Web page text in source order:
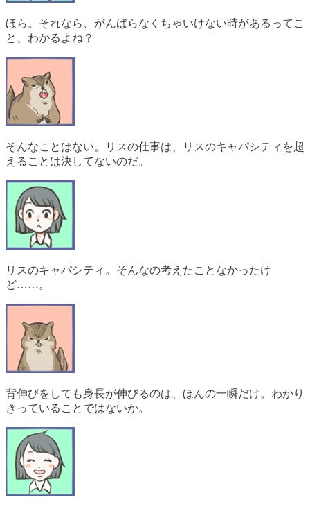
ほら。それなら、がんばらなくちゃいけない時があるってこ
と、わかるよね？
そんなことはない。リスの仕事は、リスのキャパシティを超
えることは決してないのだ。
リスのキャパシティ。そんなの考えたことなかったけ
ど……。
背伸びをしても身長が伸びるのは、ほんの一瞬だけ。わかり
きっていることではないか。